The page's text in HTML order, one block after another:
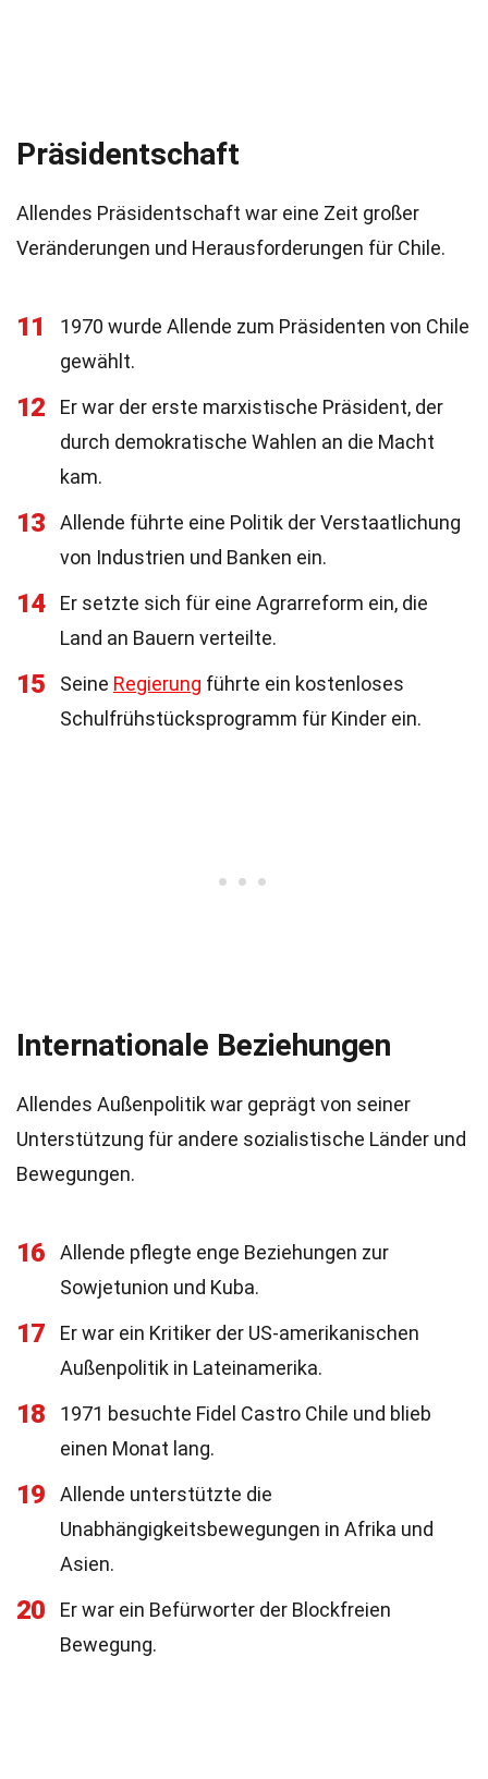
Präsidentschaft
Allendes Präsidentschaft war eine Zeit großer
Veränderungen und Herausforderungen für Chile.
11
1970 wurde Allende zum Präsidenten von Chile
gewählt.
12
Er war der erste marxistische Präsident, der
durch demokratische Wahlen an die Macht
kam.
13
Allende führte eine Politik der Verstaatlichung
von Industrien und Banken ein.
14
Er setzte sich für eine Agrarreform ein, die
Land an Bauern verteilte.
15 Seine Regierung führte ein kostenloses
Schulfrühstücksprogramm für Kinder ein.
Internationale Beziehungen
Allendes Außenpolitik war geprägt von seiner
Unterstützung für andere sozialistische Länder und
Bewegungen.
16
Allende pflegte enge Beziehungen zur
Sowjetunion und Kuba.
17
Er war ein Kritiker der US-amerikanischen
Außenpolitik in Lateinamerika.
18
1971 besuchte Fidel Castro Chile und blieb
einen Monat lang.
19
Allende unterstützte die
Unabhängigkeitsbewegungen in Afrika und
Asien.
20
Er war ein Befürworter der Blockfreien
Bewegung.